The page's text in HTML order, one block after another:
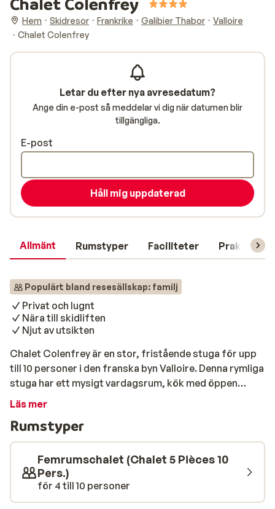
Hem Skidresor Frankrike Galibier Thabor
Valloire
Chalet Colenfrey
Allmänt Rumstyper Faciliteter Praktisk
Populärt bland resesällskap: familj
Privat och lugnt
Nära till skidliften
Njut av utsikten
Chalet Colenfrey är en stor, fristående stuga för upp
till 10 personer i den franska byn Valloire. Denna rymliga
stuga har ett mysigt vardagsrum, kök med öppen
planlösning, 4 separata sovrum och 2 badrum. Det
omgivningarna. Det mysiga centrumet i Valloire, där du
kan göra dina dagliga inköp, ligger 900 meter bort.
Backarna och skidliften ligger 250 meter från stugan.
Läs mer
Rumstyper
Femrumschalet (Chalet 5 Pièces 10
Pers.)
för 4 till 10 personer
Letar du efter nya avresedatum?
Ange din e-post så meddelar vi dig när datumen blir
tillgängliga.
E-post
Håll mig uppdaterad